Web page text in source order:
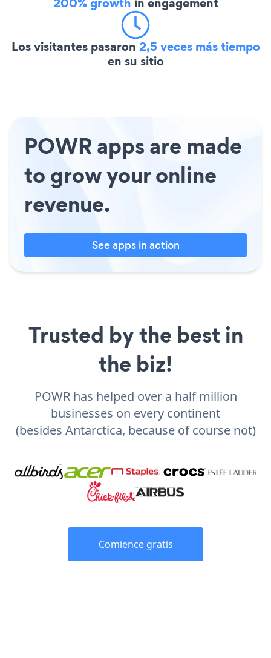
Los visitantes pasaron 2,5 veces más tiempo
en su sitio
POWR apps are made
to grow your online
revenue.
See apps in action
Trusted by the best in
the biz!
POWR has helped over a half million
businesses on every continent
(besides Antarctica, because of course not)
Comience gratis